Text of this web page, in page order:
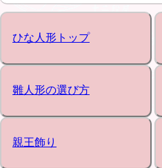
ひな人形トップ
雛人形の選び方
親王飾り